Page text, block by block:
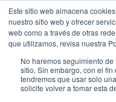
Este sitio web almacena
nuestro sitio web y ofrecer
web como a través de otras
que utilizamos, revisa nuestra
No haremos seguimiento
sitio. Sin embargo, con el
tendremos que usar solo
solicite volver a tomar esta